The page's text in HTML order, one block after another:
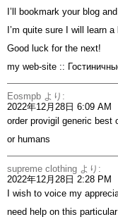
I’ll bookmark your blog
I’m quite sure I will learn
Good luck for the next!
my web-site ::
Eosmpb より:
2022年12月28日 6:09 AM
order provigil generic best
or humans
supreme clothing より:
2022年12月28日 2:28 PM
I wish to voice my
need help on this